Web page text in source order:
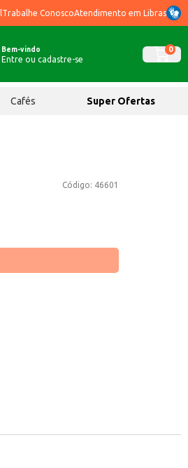
Trabalhe ConoscoAtendimento em Libras
Bem-vindo
Entre ou cadastre-se
0
Cafés Super Ofertas
Código: 46601